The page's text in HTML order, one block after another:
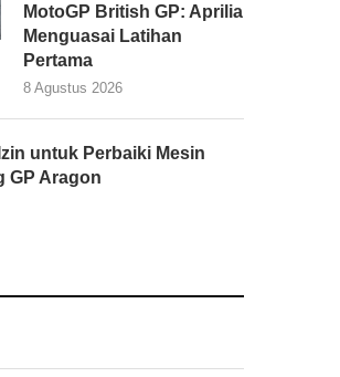
MotoGP British GP: Aprilia
Menguasai Latihan
Pertama
8 Agustus 2026
untuk Perbaiki Mesin
GP Aragon